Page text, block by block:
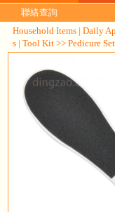
聯絡查詢
Household Items | Daily
s | Tool Kit >> Pedicure Set